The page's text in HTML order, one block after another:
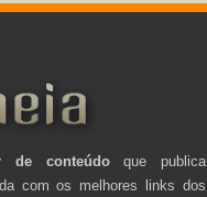
de conteúdoque publica
com os melhores links dos